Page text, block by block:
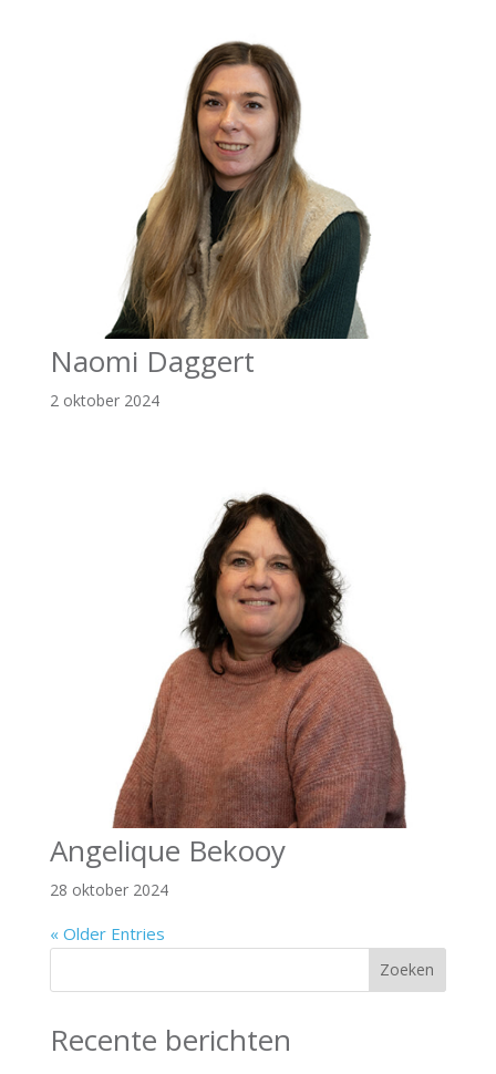
Naomi Daggert
2 oktober 2024
Angelique Bekooy
28 oktober 2024
« Older Entries
Zoeken
Recente berichten